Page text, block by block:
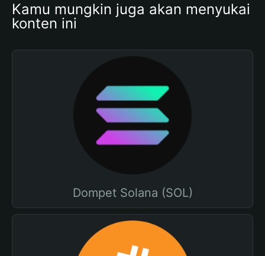
Kamu mungkin juga akan menyukai
konten ini
Dompet Solana (SOL)